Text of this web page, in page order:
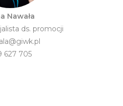
Nawała
ds. promocji
627 705